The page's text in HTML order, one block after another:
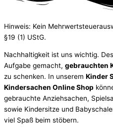
Hinweis: Kein
§19 (1) UStG.
Nachhaltigkeit ist uns wichtig.
Aufgabe gemacht, gebrauchten
zu schenken. In unserem Kinder
Kindersachen Online Shop
gebrauchte Anziehsachen,
sowie Kindersitze und
viel Spaß beim stöbern.